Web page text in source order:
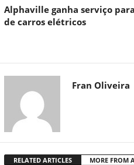
Alphaville ganha serviço
de carros elétricos
Fran Oliveira
RELATED ARTICLES MORE FROM